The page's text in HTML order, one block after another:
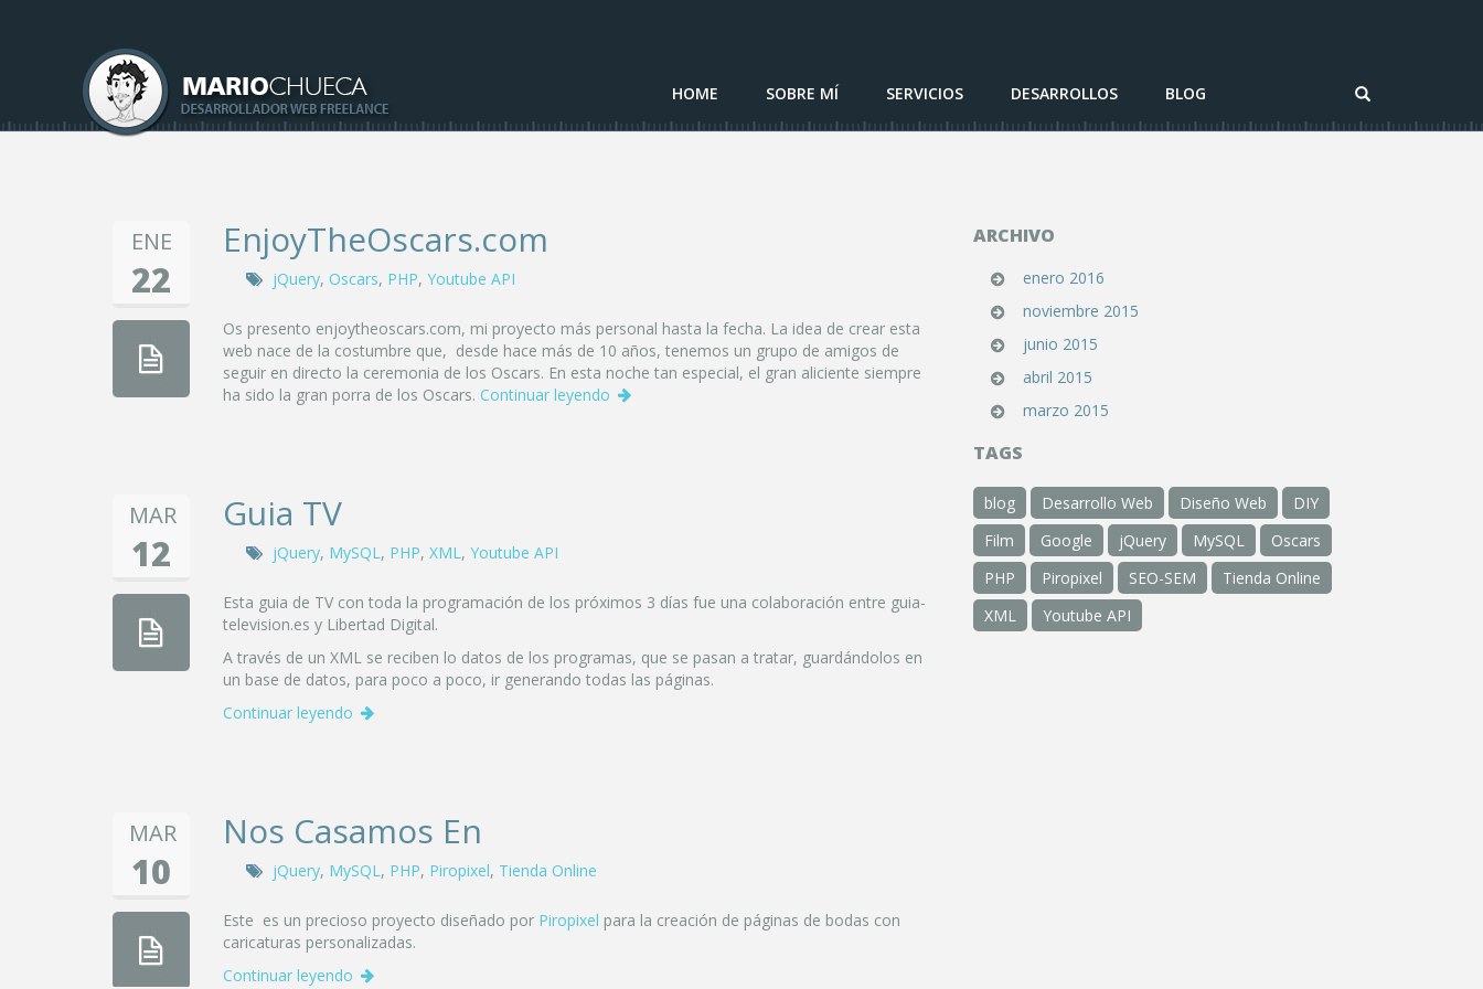
HOME SOBRE MÍ SERVICIOS DESARROLLOS BLOG
EnjoyTheOscars.com
ENE
22 jQuery, Oscars, PHP, Youtube API
Os presento enjoytheoscars.com, mi proyecto más personal hasta la fecha. La idea de crear esta
web nace de la costumbre que, desde hace más de 10 años, tenemos un grupo de amigos de
seguir en directo la ceremonia de los Oscars. En esta noche tan especial, el gran aliciente siempre
ha sido la gran porra de los Oscars. Continuar leyendo
Guia TV
MAR
12 jQuery, MySQL, PHP, XML, Youtube API
Esta guia de TV con toda la programación de los próximos 3 días fue una colaboración entre guia-
television.es y Libertad Digital.
A través de un XML se reciben lo datos de los programas, que se pasan a tratar, guardándolos en
un base de datos, para poco a poco, ir generando todas las páginas.
Continuar leyendo
Nos Casamos En
MAR
10 jQuery, MySQL, PHP, Piropixel, Tienda Online
Este es un precioso proyecto diseñado por Piropixel para la creación de páginas de bodas con
caricaturas personalizadas.
Continuar leyendo
ARCHIVO
enero 2016
noviembre 2015
junio 2015
abril 2015
marzo 2015
TAGS
blog Desarrollo Web Diseño Web
DIY
Film
Google jQuery MySQL
Oscars
PHP
Piropixel SEO-SEM
Tienda Online
XML
Youtube API